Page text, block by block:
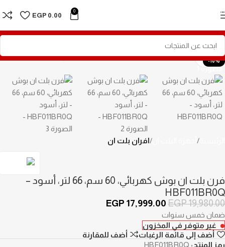
Skip to navigation
0
EGP 0.00
-10%
Click to enlarge
افران بلت ان
فرن بلت ان بوش كهربائي، 60 سم، 66 لتر، أسود –
HBF011BR0Q
EGP19,980.00
EGP 17,999.00
ضمان خمس سنوات
غير متوفر في المخزون
أضف إلى قائمة الرغبات
أضف للمقارنة
رمز المنتج: HBF011BR0Q